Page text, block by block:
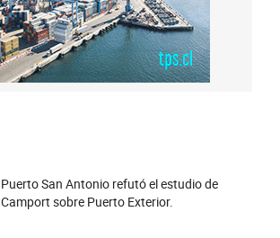
Puerto San Antonio refutó el estudio de
Camport sobre Puerto Exterior.